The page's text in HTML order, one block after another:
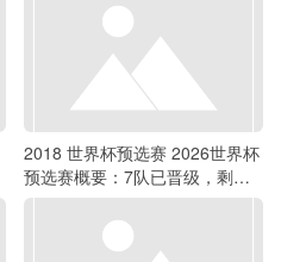
2018 世界杯预选赛 2026世界杯
预选赛概要：7队已晋级，剩余
153队争夺41个正赛席位